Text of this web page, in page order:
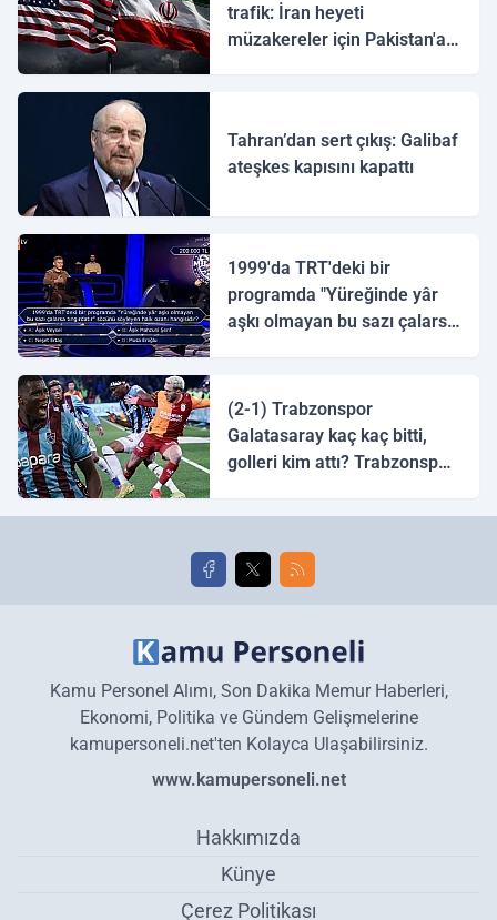
trafik: İran heyeti
müzakereler için Pakistan'a
Tahran’dan sert çıkış: Galibaf
ateşkes kapısını kapattı
1999'da TRT'deki bir
programda "Yüreğinde yâr
aşkı olmayan bu sazı çalarsa
(2-1) Trabzonspor
Galatasaray kaç kaç bitti,
golleri kim attı? Trabzonspor
golleri!
Kamu Personel Alımı, Son Dakika Memur Haberleri,
Ekonomi, Politika ve Gündem Gelişmelerine
kamupersoneli.net'ten Kolayca Ulaşabilirsiniz.
www.kamupersoneli.net
Hakkımızda
Künye
Çerez Politikası